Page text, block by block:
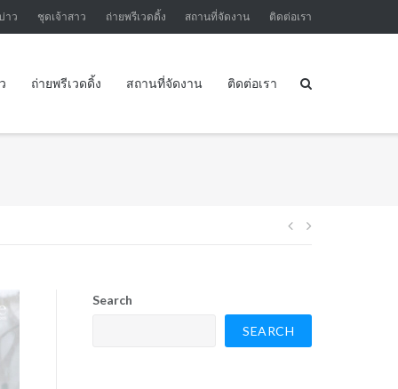
าว ชุดเจ้าสาว ถ่ายพรีเวดดิ้ง สถานที่จัดงาน ติดต่อเรา
ถ่ายพรีเวดดิ้ง สถานที่จัดงาน ติดต่อเรา
Post
Search
SEARCH